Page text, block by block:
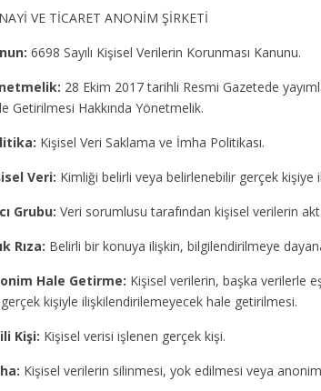
VE TİCARET ANONİM ŞİRKETİ
6698 Sayılı Kişisel Verilerin Korunması Kanunu.
28 Ekim 2017 tarihli Resmi Gazetede
Getirilmesi Hakkında Yönetmelik.
Kişisel Veri Saklama ve İmha Politikası.
Veri: Kimliği belirli veya belirlenebilir gerçek kişiye
Grubu: Veri sorumlusu tarafından kişisel verilerin
Rıza: Belirli bir konuya ilişkin, bilgilendirilmeye
Hale Getirme: Kişisel verilerin, başka verilerle
kişiyle ilişkilendirilemeyecek hale getirilmesi.
Kişi: Kişisel verisi işlenen gerçek kişi.
Kişisel verilerin silinmesi, yok edilmesi veya